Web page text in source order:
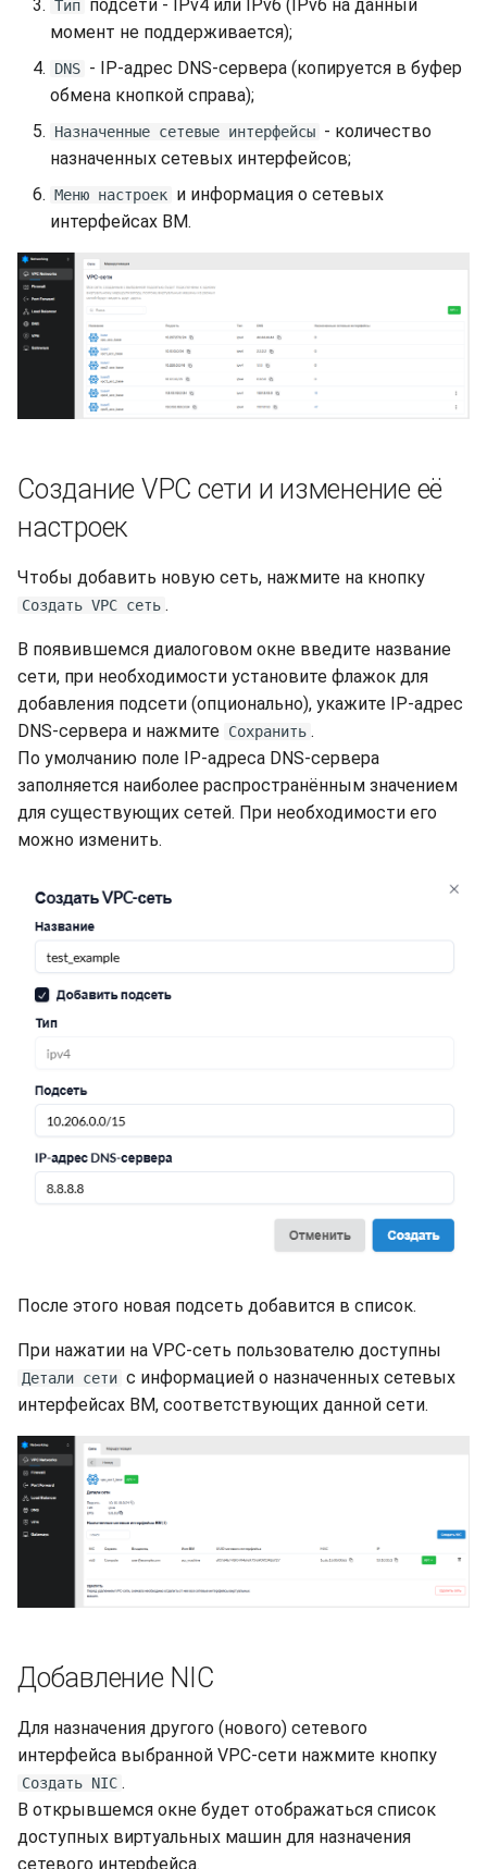
i
n
g
Доступность
Безопасность
Интеграция
Эффективность
Отчёты
Общий доступ
Статистика
Поиск
Скачивание файла
Синхронизация с
Тип подсети - IPv4 или IPv6 (IPv6 на данный
момент не поддерживается);
DNS - IP-адрес DNS-сервера (копируется в буфер
обмена кнопкой справа);
Назначенные сетевые интерфейсы - количество
назначенных сетевых интерфейсов;
Меню настроек и информация о сетевых
интерфейсах ВМ.
Создание VPC сети и изменение её
настроек
Чтобы добавить новую сеть, нажмите на кнопку
Создать VPC сеть .
В появившемся диалоговом окне введите название
сети, при необходимости установите флажок для
добавления подсети (опционально), укажите IP-адрес
DNS-сервера и нажмите Сохранить .
По умолчанию поле IP-адреса DNS-сервера
заполняется наиболее распространённым значением
для существующих сетей. При необходимости его
можно изменить.
После этого новая подсеть добавится в список.
При нажатии на VPC-сеть пользователю доступны
Детали сети с информацией о назначенных сетевых
интерфейсах ВМ, соответствующих данной сети.
Добавление NIC
Для назначения другого (нового) сетевого
интерфейса выбранной VPC-сети нажмите кнопку
Создать NIC .
В открывшемся окне будет отображаться список
доступных виртуальных машин для назначения
сетевого интерфейса.